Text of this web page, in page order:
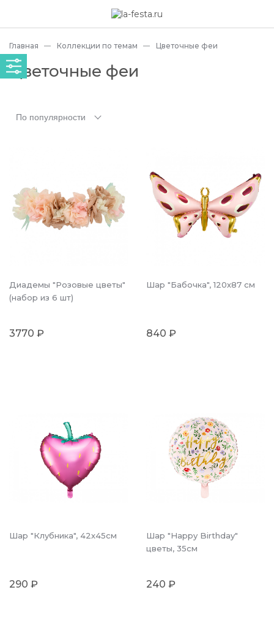
Главная Коллекции по темам Цветочные феи
Цветочные феи
По популярности
Диадемы "Розовые цветы"
(набор из 6 шт)
3770 ₽
Шар "Бабочка", 120х87 см
840 ₽
Шар "Клубника", 42х45см
290 ₽
Шар "Happy Birthday"
цветы, 35см
240 ₽